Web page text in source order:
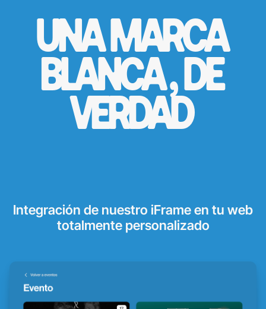
UNA MARCA
BLANCA, DE
VERDAD
Integración de nuestro iFrame en tu web
totalmente personalizado